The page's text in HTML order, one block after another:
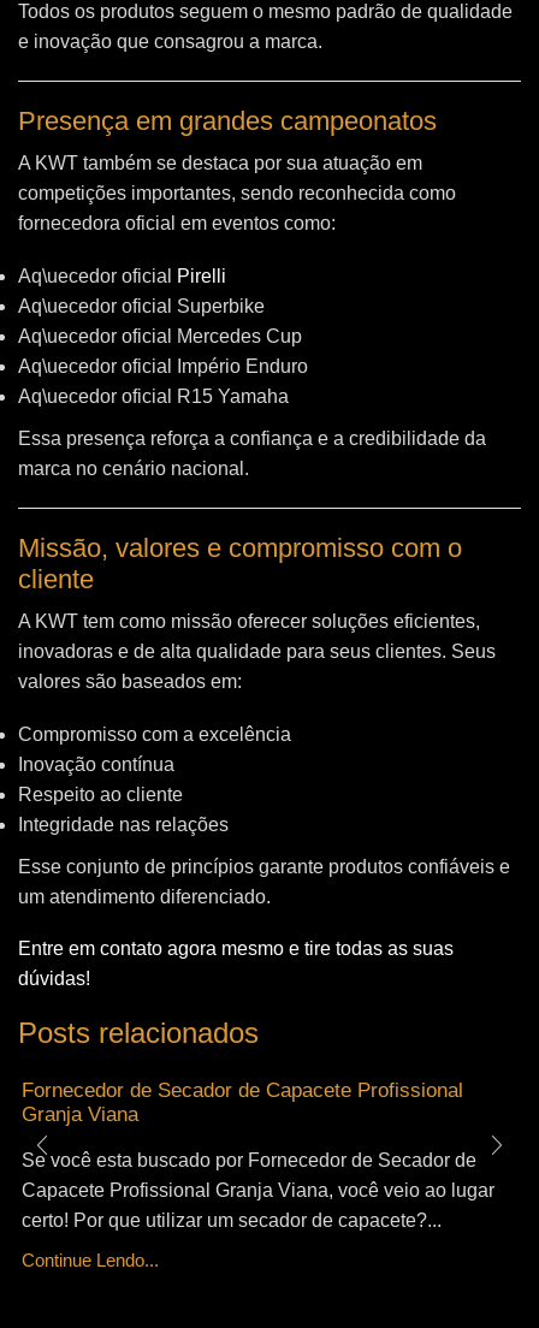
Todos os produtos seguem o mesmo padrão de qualidade
e inovação que consagrou a marca.
Presença em grandes campeonatos
A KWT também se destaca por sua atuação em
competições importantes, sendo reconhecida como
fornecedora oficial em eventos como:
Aq\uecedor oficial
Pirelli
Aq\uecedor oficial Superbike
Aq\uecedor oficial Mercedes Cup
Aq\uecedor oficial Império Enduro
Aq\uecedor oficial R15 Yamaha
Essa presença reforça a confiança e a credibilidade da
marca no cenário nacional.
Missão, valores e compromisso com o
cliente
A KWT tem como missão oferecer soluções eficientes,
inovadoras e de alta qualidade para seus clientes. Seus
valores são baseados em:
Compromisso com a excelência
Inovação contínua
Respeito ao cliente
Integridade nas relações
Esse conjunto de princípios garante produtos confiáveis e
um atendimento diferenciado.
Entre em contato agora mesmo e tire todas as suas
dúvidas!
Posts relacionados
Fornecedor de Secador de Capacete Profissional
Granja Viana
Se você esta buscado por Fornecedor de Secador de
Capacete Profissional Granja Viana, você veio ao lugar
certo! Por que utilizar um secador de capacete?...
Continue Lendo...